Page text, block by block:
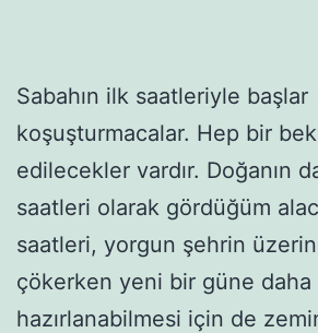
Sabahın ilk saatleriyle başlar
koşuşturmacalar. Hep bir
edilecekler vardır. Doğanın
saatleri olarak gördüğüm
saatleri, yorgun şehrin
çökerken yeni bir güne daha
hazırlanabilmesi için de